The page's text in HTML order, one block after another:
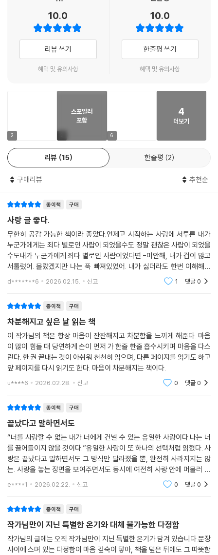
있다. 사랑이 시작될 때의 확신, 관계 안에서 느끼는 자유와 결속, 그리고
‘아주 오래 사랑하고 싶다’는 다짐이 어떻게 한 사람의 태도가 되는지를 따
라간다. 목련꽃, 런던, 옥상, 계절과 같은 구체적인 풍경 속에서 사랑은 감
정이 아니라 삶의 방식으로 드러난다.
온 자신을 솔직하게 보여준다. 이 장은 사랑이 끝나기 전의 기록이자, 사랑
하며 ‘사랑이 가능했던 시간’이 어떻게 한 사람을 형성하는지 보여준다.
사라진 관계보다 더 오래 남는 것은
그 관계를 통과한 이후의 나 자신이라는 사실
룬다. 사랑이 과거형이 되었음에도 여전히 남아 있는 기억, 습관, 말버릇,
을 정리나 극복의 대상으로 다루지 않는다. 대신 끝났음에도 계속해서 자
신을 흔드는 감정들을 ‘난제’로 받아들이며, 사랑이 남긴 결핍과 반복을 정
면으로 응시한다. 이 장에서 사랑은 그리움이나 미화의 대상이 아니라, 스
스로를 이해하기 위해 반드시 통과해야 하는 감정의 구조로 제시된다. 독
자는 이 장을 통해 이별 이후의 시간이 얼마나 복잡하고 현실적인지를 마
주하게 된다.
사랑을 겪어낸 나는 어떤 사람이 되었는가
3장 「사랑이 있어 다행이라고」는 사랑을 통과한 이후의 태도에 관한 장이
다. 결혼, 동반자, 일상, ‘보통의 좋음’ 같은 단어들이 등장하며 사랑을 삶의
지속 가능한 형태로 다시 바라본다. 작가는 더 이상 사랑을 극적인 감정의
사건으로만 다루지 않는다. 대신 사랑을 경험한 이후에야 가능해진 안정,
책임, 그리고 타인과 함께 늙어가는 상상을 차분히 풀어낸다. 사랑이 오지
않았거나, 떠나갔더라도 그 경험이 한 사람을 어떻게 성장시키는지를 보여
에 대해 말한다. ‘사랑이 있어 다행’이라는 문장은, 사랑이 남았기 때문이
아니라 사랑할 수 있었던 자신을 긍정하는 선언에 가깝다.
김진아는 사랑의 정체성을 규정하거나 선언하지 않는다. 대신 사랑 앞에서
드러났던 자신의 모습들을 복습하듯 기록하며, 사랑이 남긴 상실과 결핍,
그리고 그 이후에도 계속되는 삶의 태도를 보여준다. 『사랑이 오기로 한 자
리』는 사랑을 선택하는 데 더 많은 용기가 필요했던 사람들의 감정을 정직
하게 담아낸다. 이 책이 말하고자 하는 것은 단 하나다. 사랑은 누구에게나
킨다는 사실이다.
10.0
리뷰 쓰기
혜택 및 유의사항
10.0
한줄평 쓰기
혜택 및 유의사항
2
스포일러
포함
6
4
더보기
리뷰 15 한줄평 2
구매리뷰 추천순
종이책 구매
사랑 글 좋다.
무한히 공감 가능한 책이라 좋았다.언제고 시작하는 사랑에 서투른 내가
누군가에게는 죄다 별로인 사람이 되었을수도 정말 괜찮은 사람이 되었을
수도내가 누군가에게 죄다 별로인 사람이었다면 -미안해, 내가 겁이 많고
서툴렀어. 몰랐겠지만 나는 푹 빠져있었어. 내가 싫더라도 한번 이해해주
라🥹✨️지난 기억, 추억으로 더 단단한 사람이 되어가는 중이다상처 받고
d*******6 2026.02.15. 신고 1 댓글0
종이책 구매
차분해지고 싶은 날 읽는 책
이 작가님의 책은 항상 마음이 잔잔해지고 차분함을 느끼게 해준다. 마음
이 많이 힘들 때 당연하게 손이 먼저 가 한줄 한줄 흡수시키며 마음을 다스
린다. 한 권 끝내는 것이 아쉬워 천천히 읽으며, 다른 페이지를 읽기도 하고
앞 페이지를 다시 읽기도 한다. 마음이 차분해지는 책이다.
u****6 2026.02.28. 신고 0 댓글0
종이책 구매
끝났다고 말하면서도
“너를 사랑할 수 없는 내가 너에게 건넬 수 있는 유일한 사랑이다.나는 너
를 끌어들이지 않을 것이다.”유일한 사랑이 또 하나의 선택처럼 읽혔다. 사
랑은 끝났다고 말하면서도 그 방식만 달라졌을 뿐, 완전히 사라지지는 않
는. 사랑을 놓는 장면을 보여주면서도 동시에 여전히 사랑 안에 머물러 있
는듯한지나간 나의 경험을 보는 듯했다. 행복과 불안을 동시에 품고 있던
e****1 2026.02.22. 신고 0 댓글0
종이책 구매
작가님만이 지닌 특별한 온기와 대체 불가능한 다정함
작가님의 글에는 오직 작가님만이 지닌 특별한 온기가 담겨 있습니다.문장
사이에 스며 있는 다정함이 마음 깊숙이 닿아, 책을 덮은 뒤에도 그 따뜻함